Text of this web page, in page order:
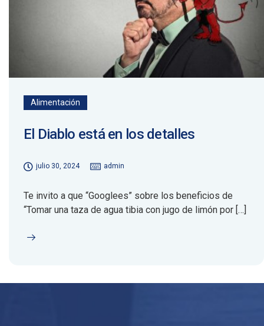
Alimentación
El Diablo está en los detalles
julio 30, 2024 admin
Te invito a que “Googlees” sobre los beneficios de
“Tomar una taza de agua tibia con jugo de limón por […]